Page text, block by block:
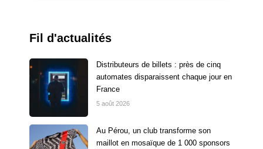
Fil d'actualités
Distributeurs de billets : près de cinq
automates disparaissent chaque jour en
France
5 août 2026
Au Pérou, un club transforme son
maillot en mosaïque de 1 000 sponsors